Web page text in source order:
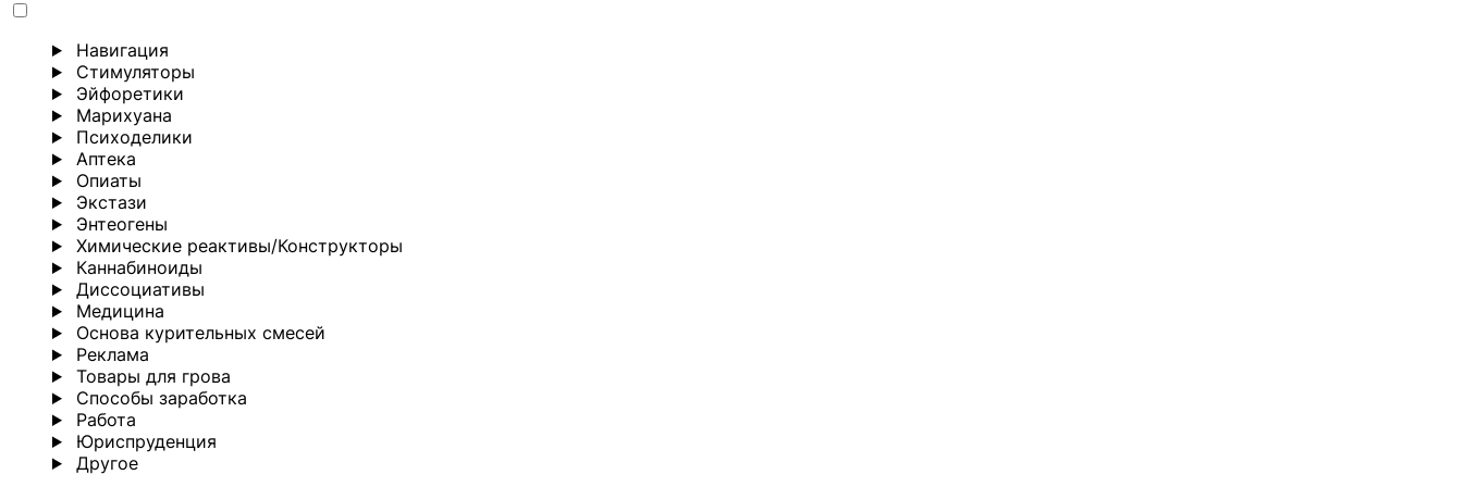
Навигация
Стимуляторы
Эйфоретики
Марихуана
Психоделики
Аптека
Опиаты
Экстази
Энтеогены
Химические реактивы/Конструкторы
Каннабиноиды
Диссоциативы
Медицина
Основа курительных смесей
Реклама
Товары для грова
Способы заработка
Работа
Юриспруденция
Другoе